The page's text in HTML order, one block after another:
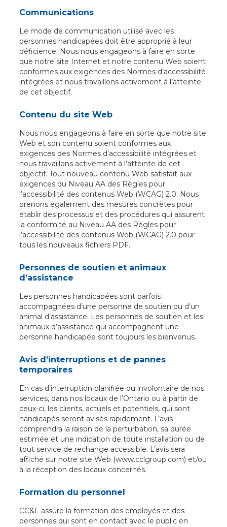
Communications
Le mode de communication utilisé avec les
personnes handicapées doit être approprié à leur
déficience. Nous nous engageons à faire en sorte
que notre site Internet et notre contenu Web soient
conformes aux exigences des Normes d’accessibilité
intégrées et nous travaillons activement à l’atteinte
de cet objectif.
Contenu du site Web
Nous nous engageons à faire en sorte que notre site
Web et son contenu soient conformes aux
exigences des Normes d’accessibilité intégrées et
nous travaillons activement à l’atteinte de cet
objectif. Tout nouveau contenu Web satisfait aux
exigences du Niveau AA des Règles pour
l’accessibilité des contenus Web (WCAG) 2.0. Nous
prenons également des mesures concrètes pour
établir des processus et des procédures qui assurent
la conformité au Niveau AA des Règles pour
l’accessibilité des contenus Web (WCAG) 2.0 pour
tous les nouveaux fichiers PDF.
Personnes de soutien et animaux
d’assistance
Les personnes handicapées sont parfois
accompagnées d’une personne de soutien ou d’un
animal d’assistance. Les personnes de soutien et les
animaux d’assistance qui accompagnent une
personne handicapée sont toujours les bienvenus.
Avis d’interruptions et de pannes
temporaires
En cas d’interruption planifiée ou involontaire de nos
services, dans nos locaux de l’Ontario ou à partir de
ceux-ci, les clients, actuels et potentiels, qui sont
handicapés seront avisés rapidement. L’avis
comprendra la raison de la perturbation, sa durée
estimée et une indication de toute installation ou de
tout service de rechange accessible. L’avis sera
affiché sur notre site Web (www.cclgroup.com) et/ou
à la réception des locaux concernés.
Formation du personnel
CC&L assure la formation des employés et des
personnes qui sont en contact avec le public en